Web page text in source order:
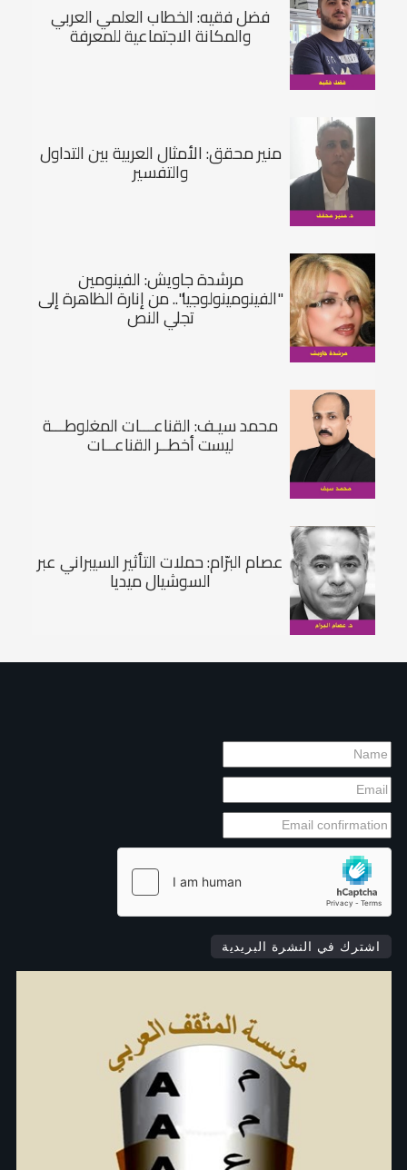
فضل فقيه: الخطاب العلمي العربي
والمكانة الاجتماعية للمعرفة
منير محقق: الأمثال العربية بين التداول
والتفسير
مرشدة جاويش: الفينومين
"الفينومينولوجيا".. من إنارة الظاهرة إلى
تجلي النص
محمد سيـف: القناعـــات المغلوطـــة
ليست أخطــر القناعــات
عصام البرّام: حملات التأثير السيبراني عبر
السوشيال ميديا
اشترك في النشرة البريدية